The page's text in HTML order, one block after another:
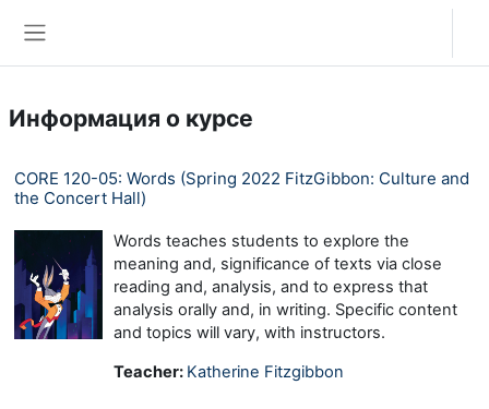
Информация о курсе
CORE 120-05: Words (Spring 2022 FitzGibbon: Culture and
the Concert Hall)
Words teaches students to explore the
meaning and, significance of texts via close
reading and, analysis, and to express that
analysis orally and, in writing. Specific content
and topics will vary, with instructors.
Teacher: Katherine Fitzgibbon